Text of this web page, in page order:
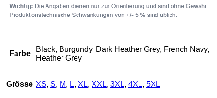
Farbe
Black, Burgundy, Dark Heather Grey, French Navy,
Heather Grey
Grösse XS, S, M, L, XL, XXL, 3XL, 4XL, 5XL